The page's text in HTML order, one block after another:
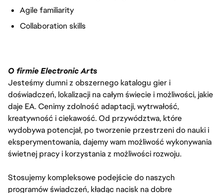
Agile familiarity
Collaboration skills
O firmie Electronic Arts
Jesteśmy dumni z obszernego katalogu gier i
doświadczeń, lokalizacji na całym świecie i możliwości, jakie
daje EA. Cenimy zdolność adaptacji, wytrwałość,
kreatywność i ciekawość. Od przywództwa, które
wydobywa potencjał, po tworzenie przestrzeni do nauki i
eksperymentowania, dajemy wam możliwość wykonywania
świetnej pracy i korzystania z możliwości rozwoju.
Stosujemy kompleksowe podejście do naszych
programów świadczeń, kładąc nacisk na dobre